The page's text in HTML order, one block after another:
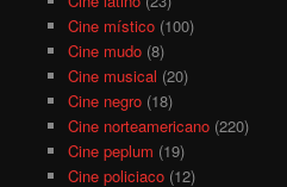
Cine místico(100)
Cine mudo(8)
Cine musical (20)
Cine negro(18)
Cine norteamericano(220)
Cine peplum (19)
Cine policiaco(12)